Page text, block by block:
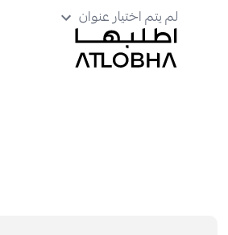
لم يتم اختيار عنوان